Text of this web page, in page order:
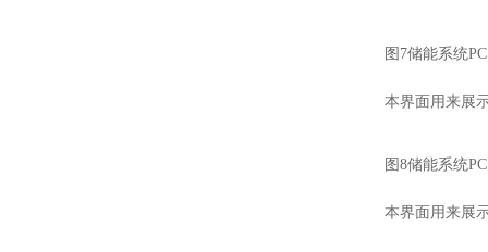
图7储能系统
本界面用来展
图8储能系统
本界面用来展